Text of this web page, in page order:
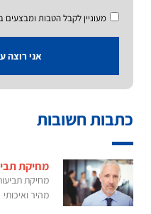
מעוניין לקבל הטבות ומבצעים
אני רוצה
כתבות חשובות
מחיקת
מחיקת
מהיר ואיכותי